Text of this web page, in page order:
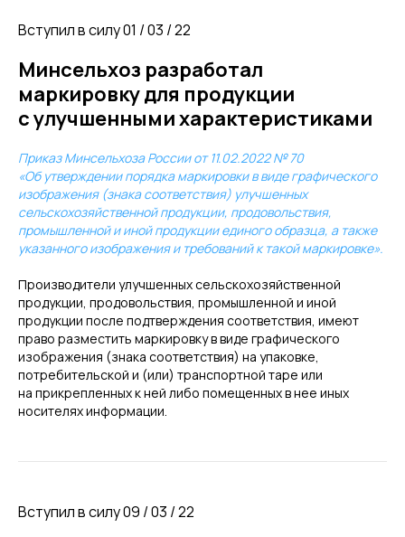
Вступил в силу 01 / 03 / 22
Минсельхоз разработал
маркировку для продукции
с улучшенными характеристиками
Приказ Минсельхоза России от 11.02.2022 № 70
«Об утверждении порядка маркировки в виде графического
изображения (знака соответствия) улучшенных
сельскохозяйственной продукции, продовольствия,
промышленной и иной продукции единого образца, а также
указанного изображения и требований к такой маркировке».
Производители улучшенных сельскохозяйственной
продукции, продовольствия, промышленной и иной
продукции после подтверждения соответствия, имеют
право разместить маркировку в виде графического
изображения (знака соответствия) на упаковке,
потребительской и (или) транспортной таре или
на прикрепленных к ней либо помещенных в нее иных
носителях информации.
Вступил в силу 09 / 03 / 22